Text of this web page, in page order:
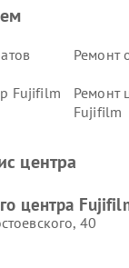
Ремонт
Fujifilm
Ремонт
Fujifilm
центра
центра
40